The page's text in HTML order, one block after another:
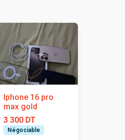
Iphone 16 pro
max gold
3 300 DT
Négociable